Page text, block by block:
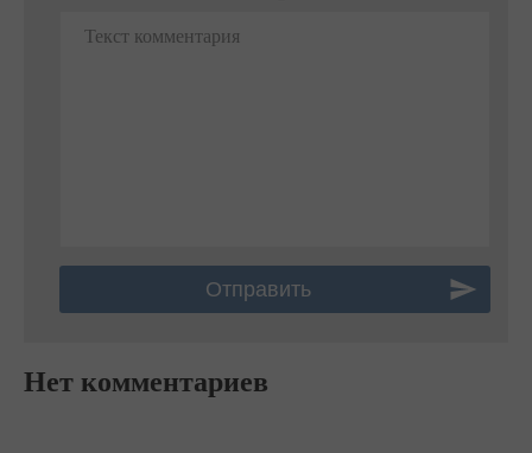
Текст комментария
Нет комментариев